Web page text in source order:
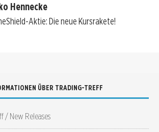
Hennecke
Aktie: Die neue Kursrakete!
ÜBER TRADING-TREFF
/ New Releases